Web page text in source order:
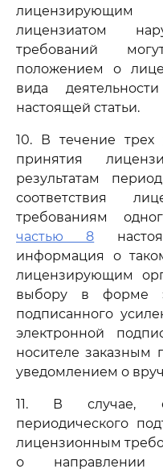
лицензирующим
лицензиатом
требований
положением о
вида
настоящей статьи.
10. В течение трех
принятия
результатам
соответствия
требованиям
частью 8
информация о
лицензирующим
выбору в форме
подписанного
электронной
носителе заказным
уведомлением о
11. В случае,
периодического
лицензионным
о направлении